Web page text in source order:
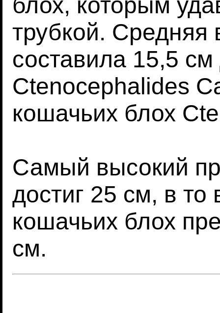
трубкой. Средняя
составила 15,5
Ctenocephalides
кошачьих блох
Самый высокий
достиг 25 см, в
кошачьих блох
см.